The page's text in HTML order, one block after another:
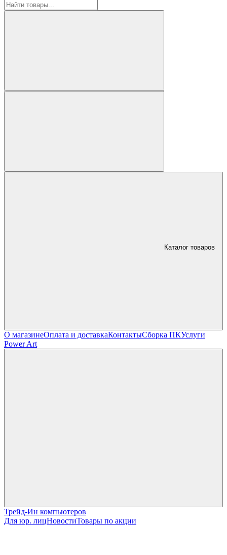
Каталог товаров
О магазинеОплата и доставкаКонтактыСборка ПКУслуги
Power Art
Трейд-Ин компьютеров
Для юр. лицНовостиТовары по акции